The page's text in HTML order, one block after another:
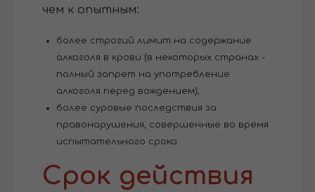
чем к опытным:
более строгий лимит на содержание
алкоголя в крови (в некоторых странах -
полный запрет на употребление
алкоголя перед вождением);
более суровые последствия за
правонарушения, совершенные во время
испытательного срока.
Срок действия